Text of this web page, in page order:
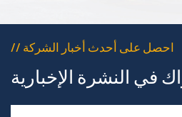
// احصل على أحدث أخبار الشركة
في النشرة الإخبارية